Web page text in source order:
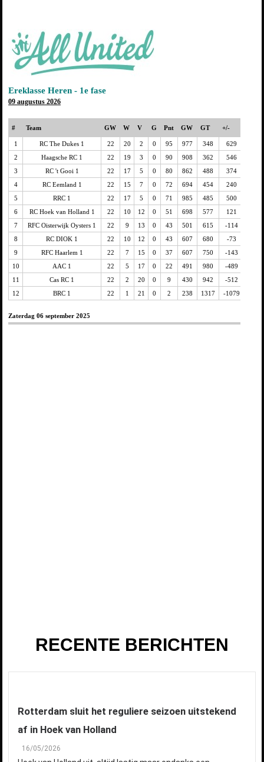
RECENTE BERICHTEN
Rotterdam sluit het reguliere seizoen uitstekend
af in Hoek van Holland
16/05/2026